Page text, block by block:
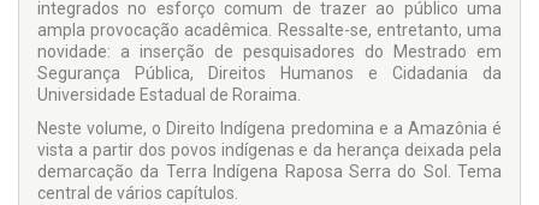
integrados no esforço comum de trazer ao público uma
ampla provocação acadêmica. Ressalte-se, entre­tanto, uma
novidade: a inserção de pesquisadores do Mestrado em
Segurança Pública, Direitos Humanos e Cidadania da
Universidade Estadual de Roraima.
Neste volume, o Direito Indígena predomina e a Amazônia é
vista a partir dos povos indígenas e da herança deixada pela
demarcação da Terra Indígena Raposa Serra do Sol. Tema
central de vários capítulos.